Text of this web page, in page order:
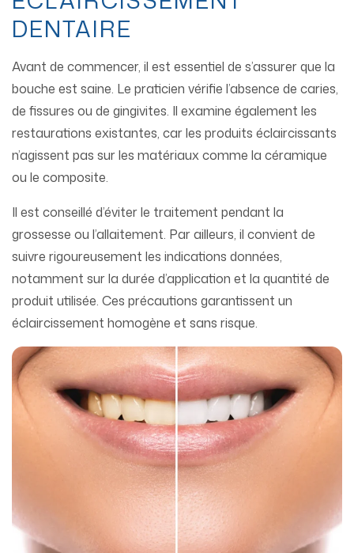
DENTAIRE
Avant de commencer, il est essentiel de s’assurer que la
bouche est saine. Le praticien vérifie l’absence de caries,
de fissures ou de gingivites. Il examine également les
restaurations existantes, car les produits éclaircissants
n’agissent pas sur les matériaux comme la céramique
ou le composite.
Il est conseillé d’éviter le traitement pendant la
grossesse ou l’allaitement. Par ailleurs, il convient de
suivre rigoureusement les indications données,
notamment sur la durée d’application et la quantité de
produit utilisée. Ces précautions garantissent un
éclaircissement homogène et sans risque.